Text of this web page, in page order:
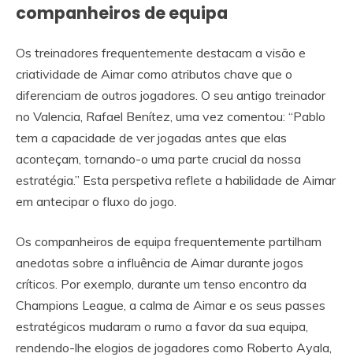
companheiros de equipa
Os treinadores frequentemente destacam a visão e
criatividade de Aimar como atributos chave que o
diferenciam de outros jogadores. O seu antigo treinador
no Valencia, Rafael Benítez, uma vez comentou: “Pablo
tem a capacidade de ver jogadas antes que elas
aconteçam, tornando-o uma parte crucial da nossa
estratégia.” Esta perspetiva reflete a habilidade de Aimar
em antecipar o fluxo do jogo.
Os companheiros de equipa frequentemente partilham
anedotas sobre a influência de Aimar durante jogos
críticos. Por exemplo, durante um tenso encontro da
Champions League, a calma de Aimar e os seus passes
estratégicos mudaram o rumo a favor da sua equipa,
rendendo-lhe elogios de jogadores como Roberto Ayala,